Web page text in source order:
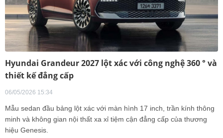
Hyundai Grandeur 2027 lột xác với công nghệ 360 ° và
thiết kế đẳng cấp
06/05/2026 15:34
Mẫu sedan đầu bảng lột xác với màn hình 17 inch, trần kính thông
minh và không gian nội thất xa xỉ tiệm cận đẳng cấp của thương
hiệu Genesis.